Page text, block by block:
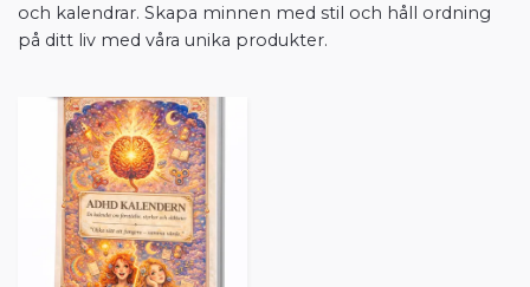
och kalendrar. Skapa minnen med stil och håll ordning
på ditt liv med våra unika produkter.